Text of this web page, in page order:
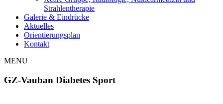
Strahlentherapie
Galerie & Eindrücke
Aktuelles
Orientierungsplan
Kontakt
MENU
GZ-Vauban Diabetes Sport